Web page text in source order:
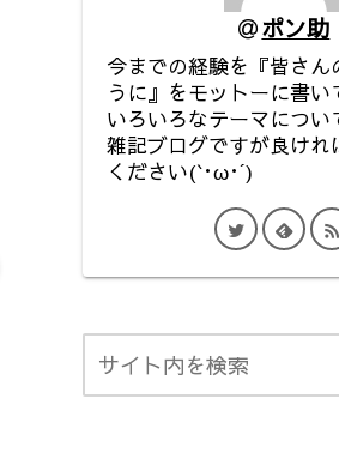
ポン助
今までの経験を『皆さん
うに』をモットーに書い
いろいろなテーマについ
雑記ブログですが良けれ
ください(`･ω･´)